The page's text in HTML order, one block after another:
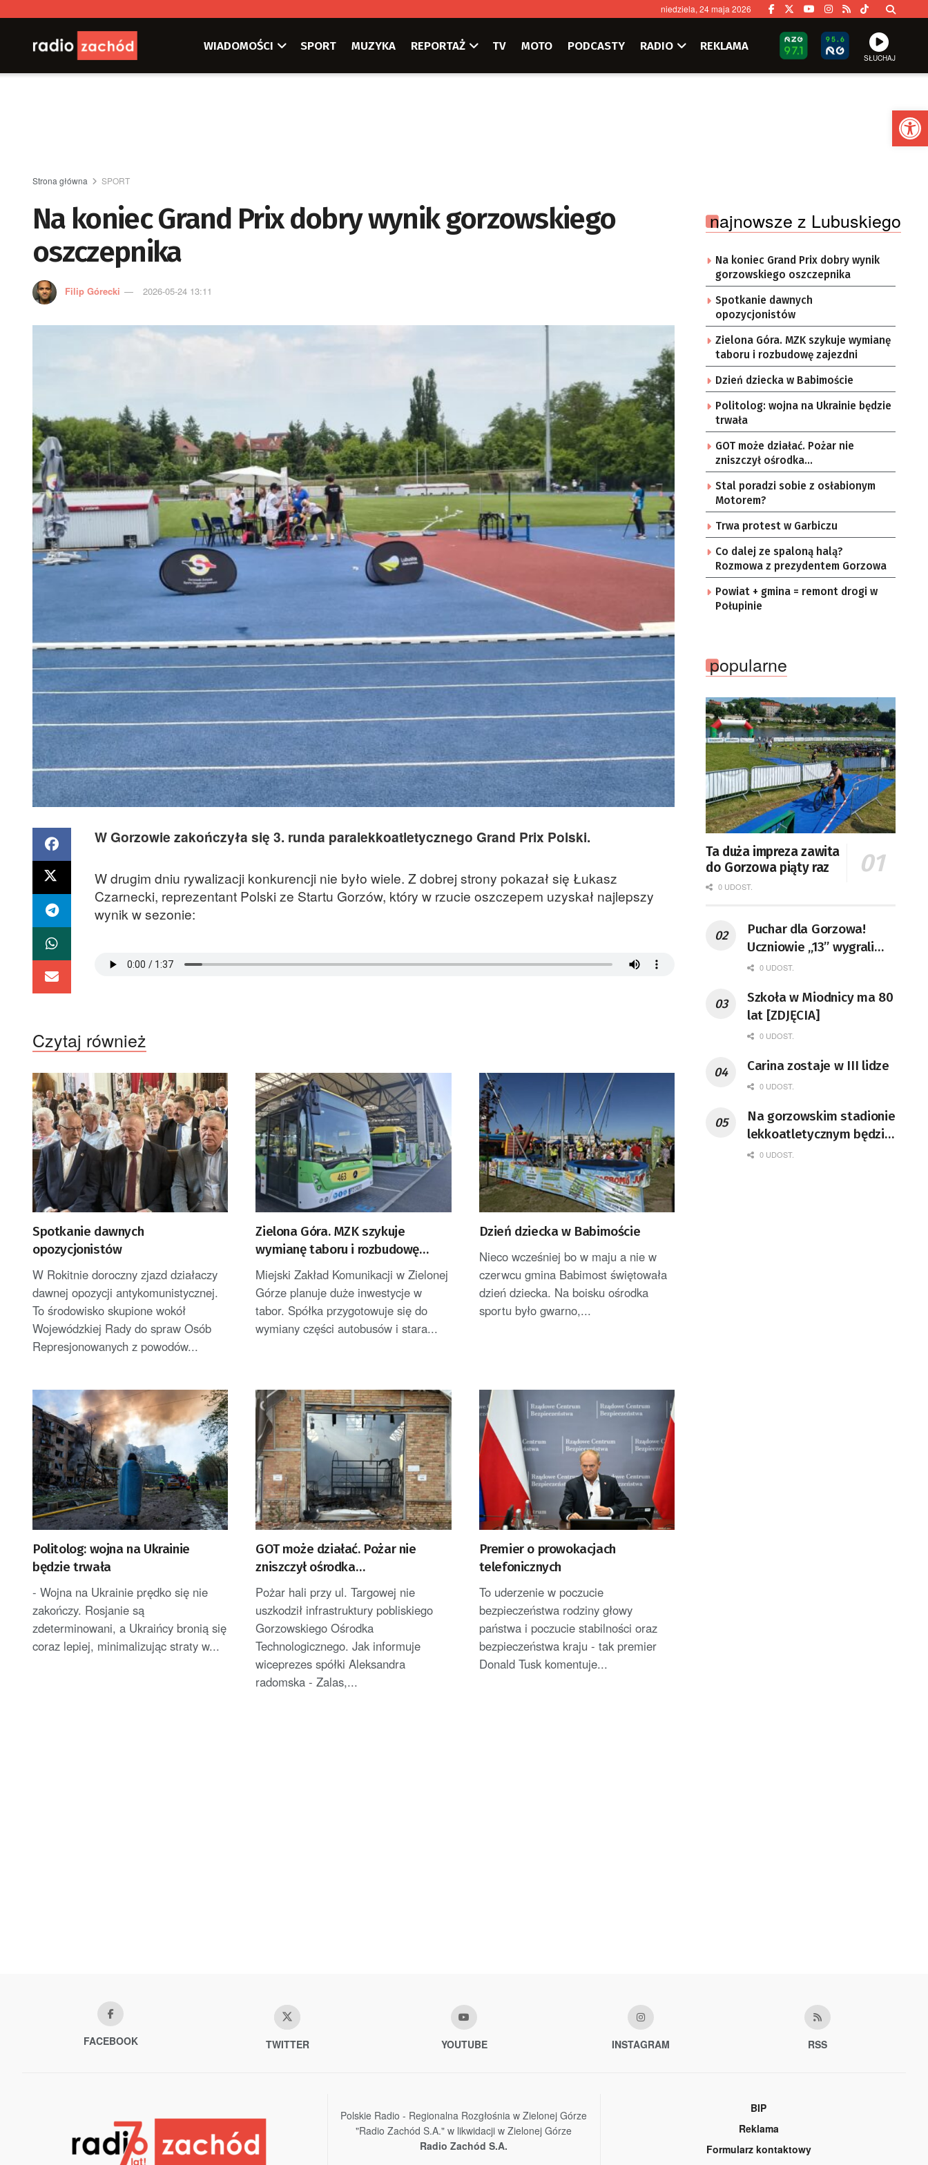
niedziela, 24 maja 2026
WIADOMOŚCI SPORT MUZYKA REPORTAŻ TV MOTO PODCASTY RADIO REKLAMA
SŁUCHAJ
Strona główna SPORT
Na koniec Grand Prix dobry wynik gorzowskiego
oszczepnika
Filip Górecki 2026-05-24 13:11
W Gorzowie zakończyła się 3. runda paralekkoatletycznego Grand Prix Polski.
W drugim dniu rywalizacji konkurencji nie było wiele. Z dobrej strony pokazał się Łukasz
Czarnecki, reprezentant Polski ze Startu Gorzów, który w rzucie oszczepem uzyskał najlepszy
wynik w sezonie:
Czytaj również
Spotkanie dawnych
opozycjonistów
W Rokitnie doroczny zjazd działaczy
dawnej opozycji antykomunistycznej.
To środowisko skupione wokół
Wojewódzkiej Rady do spraw Osób
Represjonowanych z powodów...
Zielona Góra. MZK szykuje
wymianę taboru i rozbudowę
zajezdni
Miejski Zakład Komunikacji w Zielonej
Górze planuje duże inwestycje w
tabor. Spółka przygotowuje się do
wymiany części autobusów i stara...
Dzień dziecka w Babimoście
Nieco wcześniej bo w maju a nie w
czerwcu gmina Babimost świętowała
dzień dziecka. Na boisku ośrodka
sportu było gwarno,...
Politolog: wojna na Ukrainie
będzie trwała
- Wojna na Ukrainie prędko się nie
zakończy. Rosjanie są
zdeterminowani, a Ukraińcy bronią się
coraz lepiej, minimalizując straty w...
GOT może działać. Pożar nie
zniszczył ośrodka
technologicznego
Pożar hali przy ul. Targowej nie
uszkodził infrastruktury pobliskiego
Gorzowskiego Ośrodka
Technologicznego. Jak informuje
wiceprezes spółki Aleksandra
radomska - Zalas,...
Premier o prowokacjach
telefonicznych
To uderzenie w poczucie
bezpieczeństwa rodziny głowy
państwa i poczucie stabilności oraz
bezpieczeństwa kraju - tak premier
Donald Tusk komentuje...
najnowsze z Lubuskiego
Na koniec Grand Prix dobry wynik
gorzowskiego oszczepnika
Spotkanie dawnych
opozycjonistów
Zielona Góra. MZK szykuje wymianę
taboru i rozbudowę zajezdni
Dzień dziecka w Babimoście
Politolog: wojna na Ukrainie będzie
trwała
GOT może działać. Pożar nie
zniszczył ośrodka
technologicznego
Stal poradzi sobie z osłabionym
Motorem?
Trwa protest w Garbiczu
Co dalej ze spaloną halą?
Rozmowa z prezydentem Gorzowa
Powiat + gmina = remont drogi w
Połupinie
popularne
Ta duża impreza zawita
do Gorzowa piąty raz
0 UDOST.
Puchar dla Gorzowa!
Uczniowie „13” wygrali
ogólnopolski konkurs
0 UDOST.
Szkoła w Miodnicy ma 80
lat [ZDJĘCIA]
0 UDOST.
Carina zostaje w III lidze
0 UDOST.
Na gorzowskim stadionie
lekkoatletycznym będzie
Grand Prix
0 UDOST.
FACEBOOK TWITTER YOUTUBE INSTAGRAM RSS
Polskie Radio - Regionalna Rozgłośnia w Zielonej Górze
"Radio Zachód S.A." w likwidacji w Zielonej Górze
Radio Zachód S.A.
BIP
Reklama
Formularz kontaktowy